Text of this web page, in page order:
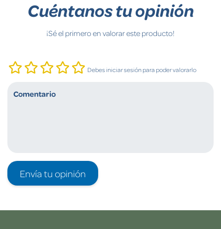
Cuéntanos tu opinión
¡Sé el primero en valorar este producto!
Debes iniciar sesión para poder valorarlo
Envía tu opinión